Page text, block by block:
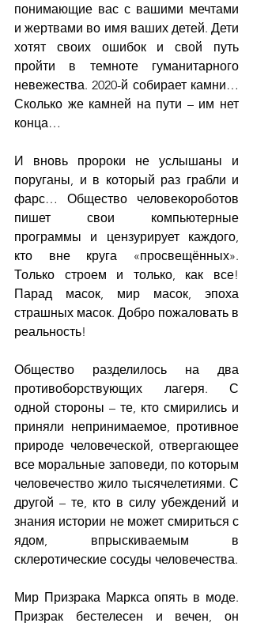
понимающие вас с вашими мечтами
и жертвами во имя ваших детей. Дети
хотят своих ошибок и свой путь
пройти в темноте гуманитарного
невежества. 2020-й собирает камни…
Сколько же камней на пути – им нет
конца…
И вновь пророки не услышаны и
поруганы, и в который раз грабли и
фарс… Общество человекороботов
пишет свои компьютерные
программы и цензурирует каждого,
кто вне круга «просвещённых».
Только строем и только, как все!
Парад масок, мир масок, эпоха
страшных масок. Добро пожаловать в
реальность!
Общество разделилось на два
противоборствующих лагеря. С
одной стороны – те, кто смирились и
приняли непринимаемое, противное
природе человеческой, отвергающее
все моральные заповеди, по которым
человечество жило тысячелетиями. С
другой – те, кто в силу убеждений и
знания истории не может смириться с
ядом, впрыскиваемым в
склеротические сосуды человечества.
Мир Призрака Маркса опять в моде.
Призрак бестелесен и вечен, он